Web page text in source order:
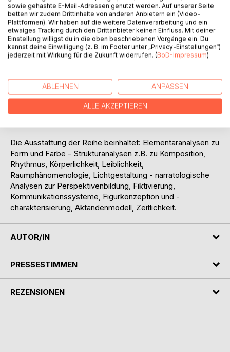
Literaturwissenschaft, sodann die Etablierung
intersubjektiver Vergleichbarkeit durch detaillierte
empirische Überprüfbarkeit (Popper, Kuhn).
Intersubjektivität in der Analyse der Primärquellen - den
Kunstwerken - überwindet die Vorstellung einer
Kunstgeschichte als Quellen- oder Zitatgeschichte, in der
generiert. In einer deskriptiven Wissenschaftstheorie lässt
sich die Wechselseitige Erhellung der Künste als
wissenschaftlicher Fortschritt durch Erweiterung
strukturierter Theoriekerne durch neue empirische
Die Ausstattung der Reihe beinhaltet: Elementaranalysen zu
Form und Farbe - Strukturanalysen z.B. zu Komposition,
Rhythmus, Körperlichkeit, Leiblichkeit,
Raumphänomenologie, Lichtgestaltung - narratologische
Analysen zur Perspektivenbildung, Fiktivierung,
Kommunikationssysteme, Figurkonzeption und -
charakterisierung, Aktandenmodell, Zeitlichkeit.
AUTOR/IN
PRESSESTIMMEN
REZENSIONEN
sowie gehashte E-Mail-Adressen genutzt werden. Auf unserer Seite
betten wir zudem Drittinhalte von anderen Anbietern ein (Video-
Plattformen). Wir haben auf die weitere Datenverarbeitung und ein
etwaiges Tracking durch den Drittanbieter keinen Einfluss. Mit deiner
Einstellung willigst du in die oben beschriebenen Vorgänge ein. Du
kannst deine Einwilligung (z. B. im Footer unter „Privacy-Einstellungen“)
jederzeit mit Wirkung für die Zukunft widerrufen. (BoD-Impressum)
ABLEHNEN ANPASSEN
ALLE AKZEPTIEREN